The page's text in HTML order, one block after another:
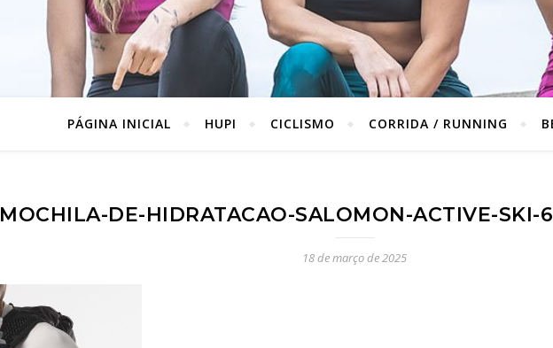
PÁGINA INICIAL HUPI CICLISMO CORRIDA / RUNNING
MOCHILA-DE-HIDRATACAO-SALOMON-ACTIVE-SKI-
18 de março de 2025